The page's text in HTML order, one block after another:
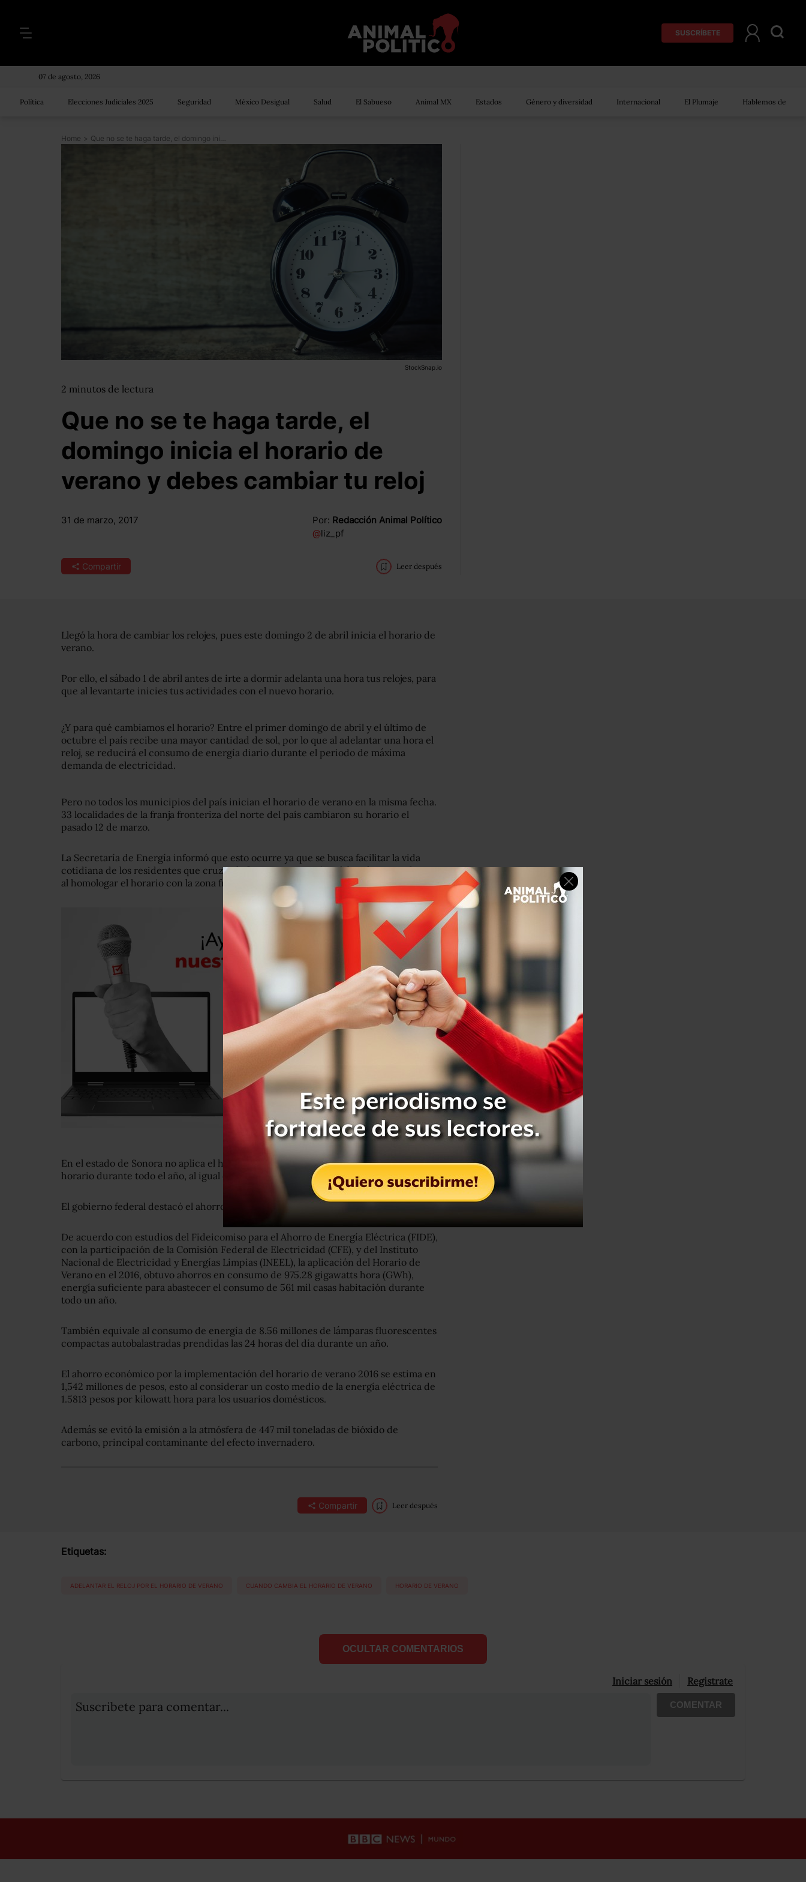
SUSCRÍBETE
07 de agosto, 2026
Política Elecciones Judiciales 2025 Seguridad México Desigual Salud El Sabueso Animal MX Estados Género y diversidad Internacional El Plumaje Hablemos de
Home > Que no se te haga tarde, el domingo inicia el horario de verano y debes cambiar tu reloj
StockSnap.io
2 minutos de lectura
Que no se te haga tarde, el
domingo inicia el horario de
verano y debes cambiar tu reloj
31 de marzo, 2017 Por: Redacción Animal Político
@liz_pf
Compartir Leer después
Llegó la hora de cambiar los relojes, pues este domingo 2 de abril inicia el horario de
verano.
Por ello, el sábado 1 de abril antes de irte a dormir adelanta una hora tus relojes, para
que al levantarte inicies tus actividades con el nuevo horario.
¿Y para qué cambiamos el horario? Entre el primer domingo de abril y el último de
octubre el país recibe una mayor cantidad de sol, por lo que al adelantar una hora el
reloj, se reducirá el consumo de energía diario durante el periodo de máxima
demanda de electricidad.
Pero no todos los municipios del país inician el horario de verano en la misma fecha.
33 localidades de la franja fronteriza del norte del país cambiaron su horario el
pasado 12 de marzo.
La Secretaría de Energía informó que esto ocurre ya que se busca facilitar la vida
cotidiana de los residentes que cruzan la frontera por motivos laborales o escolares,
al homologar el horario con la zona fronteriza estadounidense.
En el estado de Sonora no aplica el horario de verano, por lo que mantiene un solo
horario durante todo el año, al igual que Arizona, Estados Unidos.
El gobierno federal destacó el ahorro de energía generado por el cambio de horario.
De acuerdo con estudios del Fideicomiso para el Ahorro de Energía Eléctrica (FIDE),
con la participación de la Comisión Federal de Electricidad (CFE), y del Instituto
Nacional de Electricidad y Energías Limpias (INEEL), la aplicación del Horario de
Verano en el 2016, obtuvo ahorros en consumo de 975.28 gigawatts hora (GWh),
energía suficiente para abastecer el consumo de 561 mil casas habitación durante
todo un año.
También equivale al consumo de energía de 8.56 millones de lámparas fluorescentes
compactas autobalastradas prendidas las 24 horas del día durante un año.
El ahorro económico por la implementación del horario de verano 2016 se estima en
1,542 millones de pesos, esto al considerar un costo medio de la energía eléctrica de
1.5813 pesos por kilowatt hora para los usuarios domésticos.
Además se evitó la emisión a la atmósfera de 447 mil toneladas de bióxido de
carbono, principal contaminante del efecto invernadero.
Compartir Leer después
Etiquetas:
ADELANTAR EL RELOJ POR EL HORARIO DE VERANO CUANDO CAMBIA EL HORARIO DE VERANO HORARIO DE VERANO
OCULTAR COMENTARIOS
Iniciar sesión Registrate
Suscribete para comentar... COMENTAR